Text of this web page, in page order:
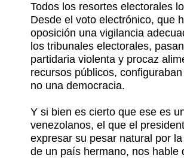
Todos los resortes electorales
Desde el voto electrónico, que
oposición una vigilancia
los tribunales electorales,
partidaria violenta y procaz
recursos públicos,
no una democracia.
Y si bien es cierto que ese es
venezolanos, el que el
expresar su pesar natural por
de un país hermano, nos hable